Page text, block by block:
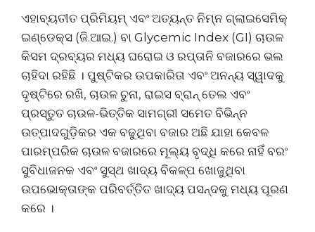
ଏହାବ୍ୟତୀତ ପ୍ରିମିୟମ୍ ଏବଂ ଅତ୍ୟନ୍ତ ନିମ୍ନ ଗ୍ଲାଇସେମିକ୍
ଇଣ୍ଡେକ୍ସ (ଜି.ଆଇ.) ବା Glycemic Index (GI) ଚାଉଳ
କିସମ ଦ୍ରବ୍ୟର ମଧ୍ୟ ଘରୋଇ ଓ ରପ୍ତାନି ବଜାରରେ ଭଲ
ଚାହିଦା ରହିଛି । ପୁଷ୍ଟିକର ଉପକାରିତା ଏବଂ ଅନନ୍ୟ ସ୍ୱାଦକୁ
ଦୃଷ୍ଟିରେ ରଖି, ଚାଉଳ ଚୁନା, ରାଇସ ବ୍ରାନ୍ ତେଲ ଏବଂ
ପ୍ରସ୍ତୁତ ଚାଉଳ-ଭିତ୍ତିକ ସାମଗ୍ରୀ ସମେତ ବିଭିନ୍ନ
ଉତ୍ପାଦଗୁଡ଼ିକର ଏକ ବଢୁଥିବା ବଜାର ଅଛି ଯାହା କେବଳ
ପାରମ୍ପରିକ ଚାଉଳ ବଜାରରେ ମୂଲ୍ୟ ବୃଦ୍ଧି କରେ ନାହିଁ ବରଂ
ସୁବିଧାଜନକ ଏବଂ ସୁସ୍ଥ ଖାଦ୍ୟ ବିକଳ୍ପ ଖୋଜୁଥିବା
ଉପଭୋକ୍ତାଙ୍କ ପରିବର୍ତ୍ତିତ ଖାଦ୍ୟ ପସନ୍ଦକୁ ମଧ୍ୟ ପୂରଣ
କରେ ।